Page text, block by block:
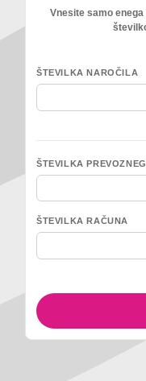
Vnesite samo
ŠTEVILKA NAROČILA
ŠTEVILKA
ŠTEVILKA RAČUNA